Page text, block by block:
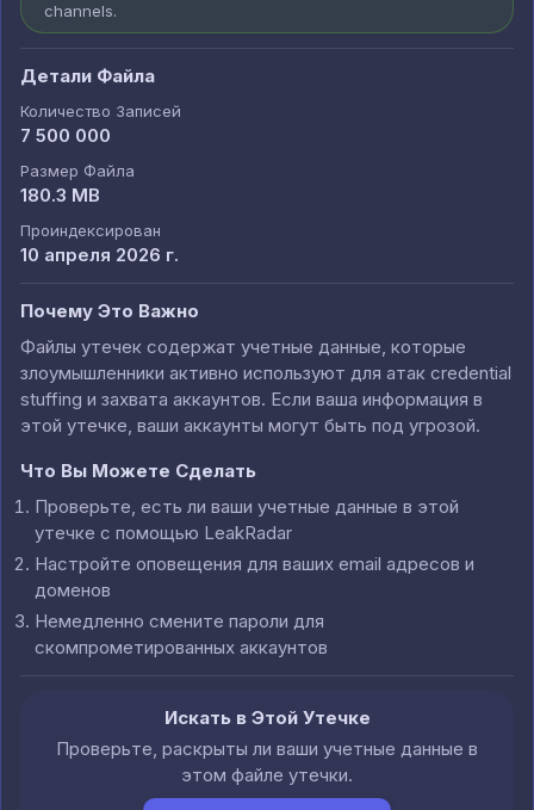
channels.
Детали Файла
Количество Записей
7 500 000
Размер Файла
180.3 MB
Проиндексирован
10 апреля 2026 г.
Почему Это Важно
Файлы утечек содержат учетные данные, которые
злоумышленники активно используют для атак credential
stuffing и захвата аккаунтов. Если ваша информация в
этой утечке, ваши аккаунты могут быть под угрозой.
Что Вы Можете Сделать
Проверьте, есть ли ваши учетные данные в этой
утечке с помощью LeakRadar
Настройте оповещения для ваших email адресов и
доменов
Немедленно смените пароли для
скомпрометированных аккаунтов
Искать в Этой Утечке
Проверьте, раскрыты ли ваши учетные данные в
этом файле утечки.